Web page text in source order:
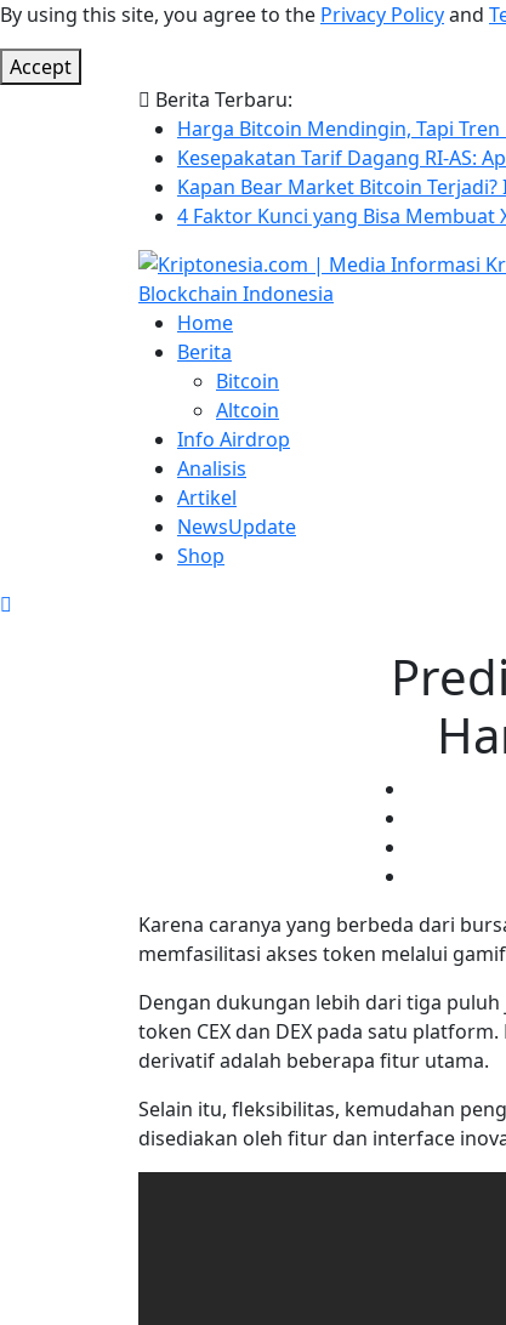
By using this site, you agree to the Privacy Policyand
Accept
Berita Terbaru:
Harga Bitcoin Mendingin, Tapi
Kesepakatan Tarif Dagang RI-AS:
Kapan Bear Market Bitcoin Terjadi?
4 Faktor Kunci yang Bisa Membuat
Home
Berita
Bitcoin
Altcoin
Info Airdrop
Analisis
Artikel
NewsUpdate
Shop
Karena caranya yang berbeda dari
memfasilitasi akses token melalui
Dengan dukungan lebih dari tiga
token CEX dan DEX pada satu
derivatif adalah beberapa fitur utama.
Selain itu, fleksibilitas, kemudahan
disediakan oleh fitur dan interface